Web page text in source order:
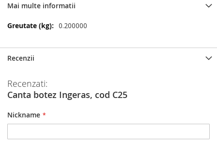
Mai multe informatii
Mai
0.200000
Recenzii
Recenzati:
Canta botez Ingeras, cod C25
Nickname